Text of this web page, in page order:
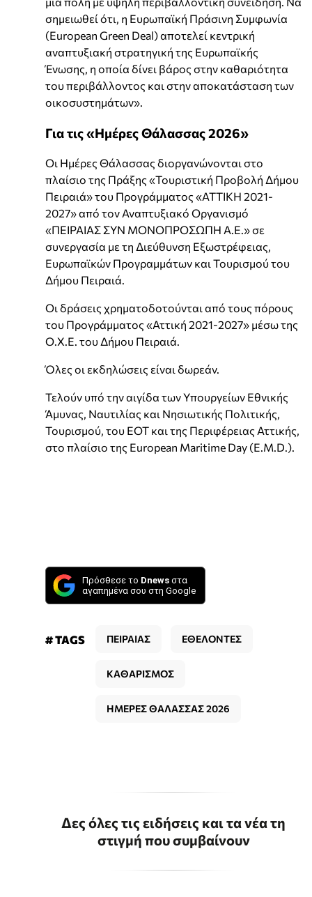
σημειωθεί ότι, η Ευρωπαϊκή Πράσινη Συμφωνία
(European Green Deal) αποτελεί κεντρική
αναπτυξιακή στρατηγική της Ευρωπαϊκής
Ένωσης, η οποία δίνει βάρος στην καθαριότητα
του περιβάλλοντος και στην αποκατάσταση των
οικοσυστημάτων».
Για τις «Ημέρες Θάλασσας 2026»
Οι Ημέρες Θάλασσας διοργανώνονται στο
πλαίσιο της Πράξης «Τουριστική Προβολή Δήμου
Πειραιά» του Προγράμματος «ΑΤΤΙΚΗ 2021-
2027» από τον Αναπτυξιακό Οργανισμό
«ΠΕΙΡΑΙΑΣ ΣΥΝ ΜΟΝΟΠΡΟΣΩΠΗ Α.Ε.» σε
συνεργασία με τη Διεύθυνση Εξωστρέφειας,
Ευρωπαϊκών Προγραμμάτων και Τουρισμού του
Δήμου Πειραιά.
Οι δράσεις χρηματοδοτούνται από τους πόρους
του Προγράμματος «Αττική 2021-2027» μέσω της
Ο.Χ.Ε. του Δήμου Πειραιά.
Όλες οι εκδηλώσεις είναι δωρεάν.
Τελούν υπό την αιγίδα των Υπουργείων Εθνικής
Άμυνας, Ναυτιλίας και Νησιωτικής Πολιτικής,
Τουρισμού, του ΕΟΤ και της Περιφέρειας Αττικής,
στο πλαίσιο της European Maritime Day (E.M.D.).
Πρόσθεσε το Dnews στα
αγαπημένα σου στη Google
# TAGS ΠΕΙΡΑΙΑΣ ΕΘΕΛΟΝΤΕΣ
ΚΑΘΑΡΙΣΜΟΣ
ΗΜΕΡΕΣ ΘΑΛΑΣΣΑΣ 2026
Δες όλες τις ειδήσεις και τα νέα τη
στιγμή που συμβαίνουν